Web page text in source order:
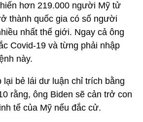
hơn 219.000 người Mỹ tử
thành quốc gia có số người
nhất thế giới. Ngay cả ông
Covid-19 và từng phải nhập
này.
lại bẻ lái dư luận chỉ trích bằng
rằng, ông Biden sẽ cản trở con
tế của Mỹ nếu đắc cử.